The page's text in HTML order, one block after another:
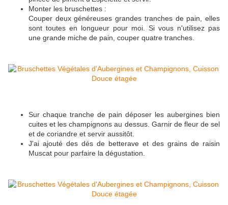
Monter les bruschettes :
Couper deux généreuses grandes tranches de pain, elles
sont toutes en longueur pour moi. Si vous n'utilisez pas
une grande miche de pain, couper quatre tranches.
Sur chaque tranche de pain déposer les aubergines bien
cuites et les champignons au dessus. Garnir de fleur de sel
et de coriandre et servir aussitôt.
J'ai ajouté des dés de betterave et des grains de raisin
Muscat pour parfaire la dégustation.